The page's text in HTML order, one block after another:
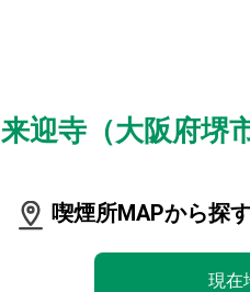
来迎寺（大阪府堺
喫煙所MAPから探
現在